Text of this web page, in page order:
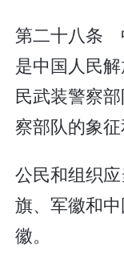
第二十八条
是中国人民
民武装警察
察部队的象征
公民和组织
旗、军徽和中
徽。